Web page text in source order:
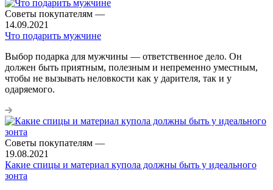
Советы покупателям —
14.09.2021
Что подарить мужчине
Выбор подарка для мужчины — ответственное дело. Он
должен быть приятным, полезным и непременно уместным,
чтобы не вызывать неловкости как у дарителя, так и у
одаряемого.
Советы покупателям —
19.08.2021
Какие спицы и материал купола должны быть у идеального
зонта